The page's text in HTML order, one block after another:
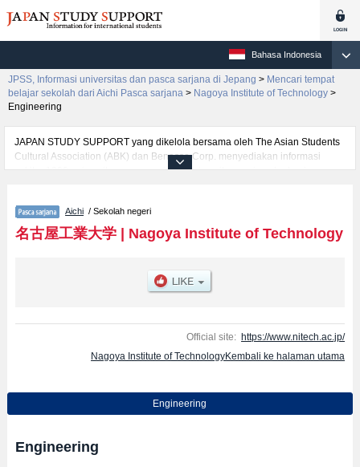
Bahasa Indonesia
JPSS, Informasi universitas dan pasca sarjana di Jepang > Mencari tempat
belajar sekolah dari Aichi Pasca sarjana > Nagoya Institute of Technology >
Engineering
JAPAN STUDY SUPPORT yang dikelola bersama oleh The Asian Students
Cultural Association (ABK) dan Benesse Corp. menyediakan informasi
sekitar 1300 universitas, pascasarjana, universitas yunior, akademi
mencakup informasi per jurusan riset seperti %% research %%, serta
berbagai informasi yang berguna bagi mahasiswa(i) mancanegara seperti
kuota untuk jumlah pendaftar dan jumlah kelulusan ujian masuk
kampus, akses jalan, dan lainnya. Silakan memanfaatkannya.
Aichi / Sekolah negeri
名古屋工業大学| Nagoya Institute of Technology
Official site: https://www.nitech.ac.jp/
Nagoya Institute of TechnologyKembali ke halaman utama
Engineering
Engineering